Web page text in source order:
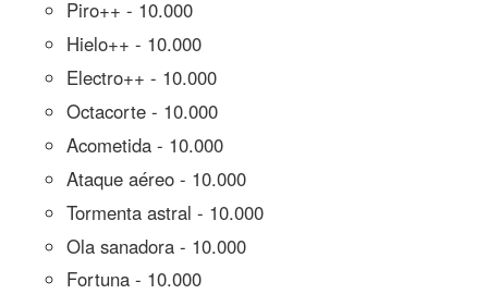
Piro++ - 10.000
Hielo++ - 10.000
Electro++ - 10.000
Octacorte - 10.000
Acometida - 10.000
Ataque aéreo - 10.000
Tormenta astral - 10.000
Ola sanadora - 10.000
Fortuna - 10.000